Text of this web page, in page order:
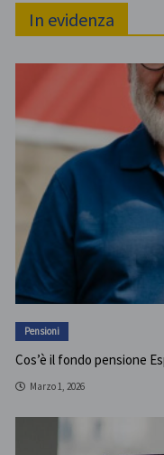
In evidenza
Pensioni
Cos’è il fondo pensione
Marzo 1, 2026